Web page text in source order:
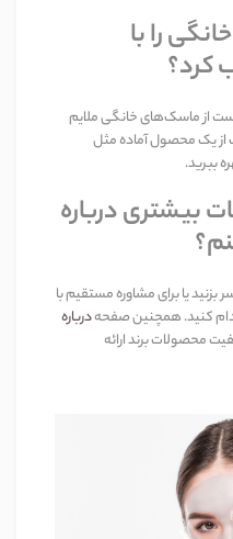
را با
کرد؟
است از ماسک‌های خانگی ملایم
از یک محصول آماده مثل
ببرید.
بیشتری درباره
بزنید یا برای مشاوره مستقیم با
کنید. همچنین صفحهدرباره
محصولات برند ارائه